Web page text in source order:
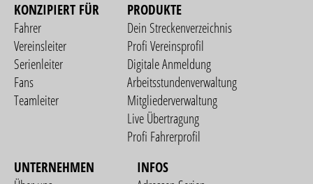
KONZIPIERT FÜR
Fahrer
Vereinsleiter
Serienleiter
Fans
Teamleiter
PRODUKTE
Dein Streckenverzeichnis
Profi Vereinsprofil
Digitale Anmeldung
Arbeitsstundenverwaltung
Mitgliederverwaltung
Live Übertragung
Profi Fahrerprofil
UNTERNEHMEN
INFOS